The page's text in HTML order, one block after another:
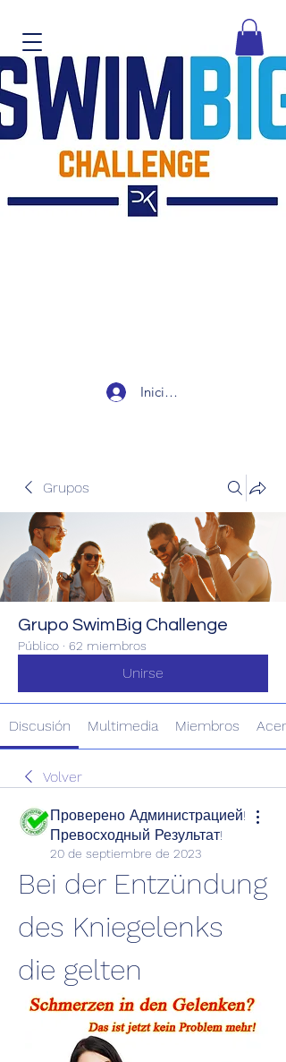
Iniciar sesión
Grupos
Grupo SwimBig Challenge
Público · 62 miembros
Unirse
Discusión Multimedia Miembros
Volver
Проверено Администрацией!
Превосходный Результат!
20 de septiembre de 2023
Bei der Entzündung
des Kniegelenks
die gelten